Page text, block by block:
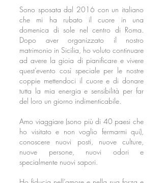
Sono sposata dal 2016 con un italiano
che mi ha rubato il cuore in una
domenica di sole nel centro di Roma.
Dopo aver organizzato il nostro
matrimonio in Sicilia, ho voluto continuare
ad avere la gioia di pianificare e vivere
quest’evento così speciale per le nostre
coppie mettendoci il cuore e di donare
tutta la mia energia e sensibilità per far
del loro un giorno indimenticabile.
Amo viaggiare (sono più di 40 paesi che
ho visitato e non voglio fermarmi qui),
conoscere nuovi posti, nuove culture,
nuove persone, nuovi odori e
specialmente nuovi sapori.